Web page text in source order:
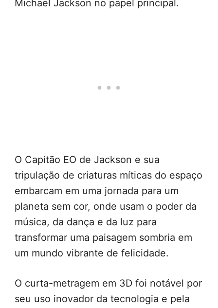
Michael Jackson no papel principal.
O Capitão EO de Jackson e sua
tripulação de criaturas míticas do espaço
embarcam em uma jornada para um
planeta sem cor, onde usam o poder da
música, da dança e da luz para
transformar uma paisagem sombria em
um mundo vibrante de felicidade.
O curta-metragem em 3D foi notável por
seu uso inovador da tecnologia e pela